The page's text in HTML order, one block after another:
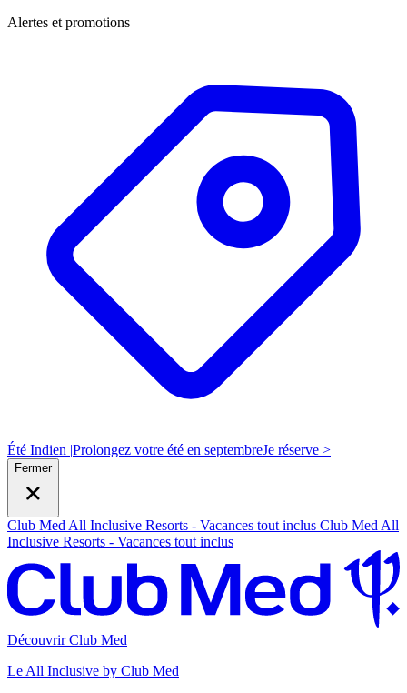
Alertes et promotions
Été Indien |Prolongez votre été en septembreJe réserve >
Fermer
Club Med All Inclusive Resorts - Vacances tout inclus Club Med All
Inclusive Resorts - Vacances tout inclus
Découvrir Club Med
Le All Inclusive by Club Med